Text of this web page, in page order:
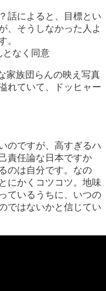
話によると、目標とい
、そうしなかった人よ
。
となく同意
家族団らんの映え写真
れていて、ドッヒャー
のですが、高すぎるハ
責任論な日本ですか
のは自分です。なの
にかくコツコツ。地味
ているうちに、いつの
ではないかと信じてい